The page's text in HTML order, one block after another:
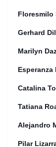
Floresmilo
Gerhard
Marilyn
Esperanza
Catalina
Tatiana
Alejandro
Pilar